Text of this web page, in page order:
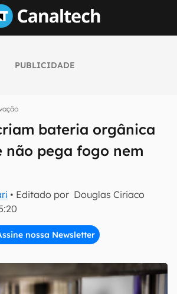
PUBLICIDADE
bateria orgânica
não pega fogo nem
• Editado por Douglas Ciriaco
nossa Newsletter
sobre tecnologia em primeira
inscreva-se
aceito e concordo com os Termos de
Privacidade do Canaltech.